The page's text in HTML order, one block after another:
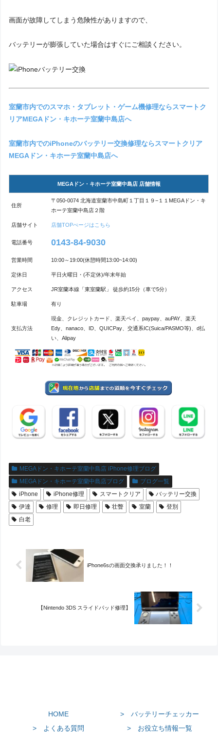
画面が故障してしまう危険性がありますので、
バッテリーが膨張していた場合はすぐにご相談ください。
室蘭市内でのスマホ・タブレット・ゲーム機修理ならスマートク
リアMEGAドン・キホーテ室蘭中島店へ
室蘭市内でのiPhoneのバッテリー交換修理ならスマートクリア
MEGAドン・キホーテ室蘭中島店へ
MEGAドン・キホーテ室蘭中島店 店舗情報
住所
〒050-0074 北海道室蘭市中島町１丁目１９−１１MEGAドン・キ
ホーテ室蘭中島店２階
店舗サイト 店舗TOPぺージはこちら
電話番号 0143-84-9030
営業時間 10:00～19:00(休憩時間13:00~14:00)
定休日 平日火曜日・(不定休)/年末年始
アクセス JR室蘭本線「東室蘭駅」 徒歩約15分（車で5分）
駐車場 有り
支払方法
現金、クレジットカード、楽天ペイ、paypay、auPAY、楽天
Edy、nanaco、ID、QUICPay、交通系IC(Suica/PASMO等)、d払
い、Alipay
MEGAドン・キホーテ室蘭中島店 iPhone修理ブログ
MEGAドン・キホーテ室蘭中島店ブログ
ブログ一覧
iPhone
iPhone修理 スマートクリア
バッテリー交換
伊達
修理 即日修理 壮瞥 室蘭
登別
白老
iPhone6sの画面交換承りました！！
【Nintendo 3DS スライドパッド修理】
HOME
> バッテリーチェッカー
> よくある質問
> お役立ち情報一覧